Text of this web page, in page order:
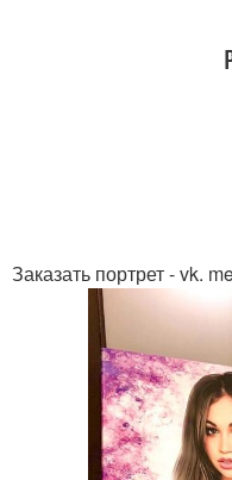
Заказать портрет - vk.